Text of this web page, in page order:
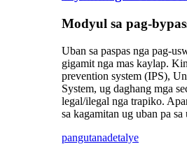
Modyul sa pag-
Uban sa paspas nga pag-
gigamit nga mas kaylap.
prevention system (IPS),
System, ug daghang mga
legal/ilegal nga trapiko.
sa kagamitan ug uban pa
pangutanadetalye